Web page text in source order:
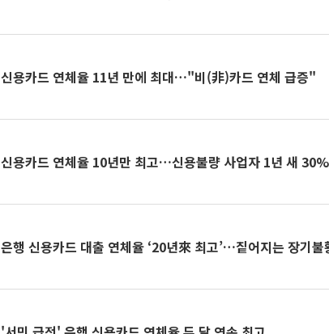
신용카드 연체율 11년 만에 최대…"비(非)카드 연체 급증"
신용카드 연체율 10년만 최고…신용불량 사업자 1년 새
은행 신용카드 대출 연체율 ‘20년來 최고’…짙어지는 장기불